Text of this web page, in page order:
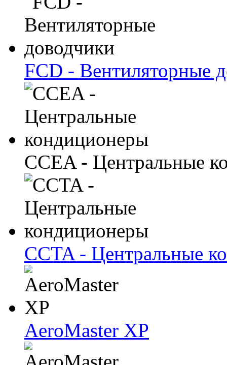
FCD - Вентиляторные
CCEA - Центральные
CCTA - Центральные
AeroMaster XP